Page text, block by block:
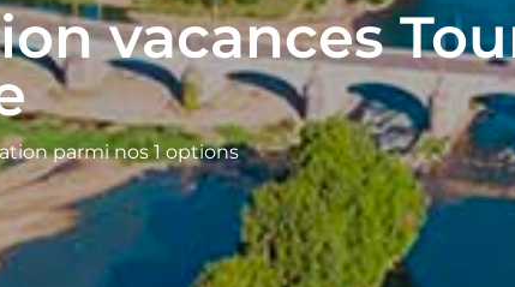
vacances
parmi nos 1 options